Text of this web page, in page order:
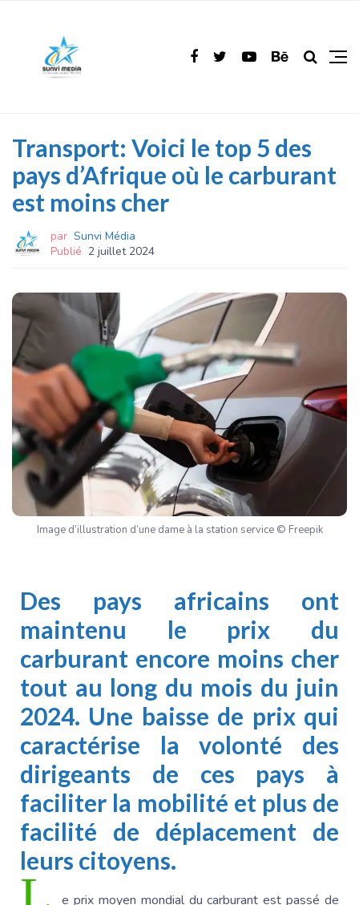
Transport: Voici le top 5 des
pays d’Afrique où le carburant
est moins cher
par Sunvi Média
Publié 2 juillet 2024
Image d’illustration d’une dame à la station service © Freepik
Des pays africains ont
maintenu le prix du
carburant encore moins cher
tout au long du mois du juin
2024. Une baisse de prix qui
caractérise la volonté des
dirigeants de ces pays à
faciliter la mobilité et plus de
facilité de déplacement de
leurs citoyens.
e prix moyen mondial du carburant est passé de